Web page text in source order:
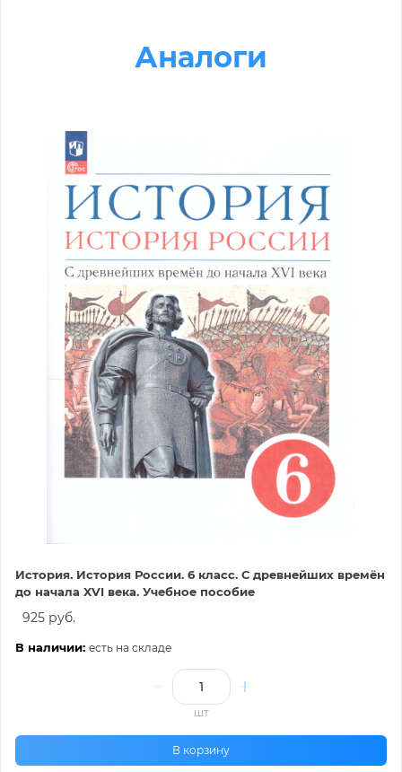
Аналоги
История. История России. 6 класс. С древнейших времён
до начала XVI века. Учебное пособие
925 руб.
В наличии: есть на складе
шт
В корзину